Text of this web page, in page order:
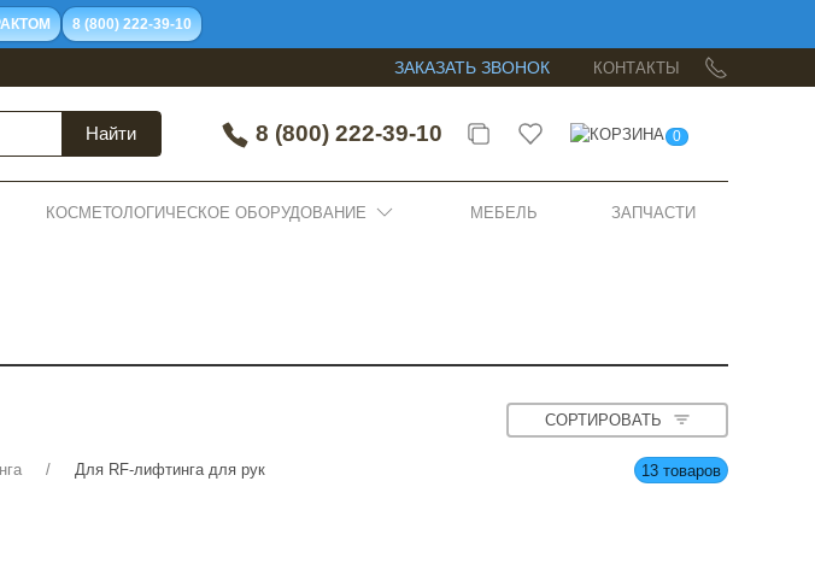
8 (800) 222-39-10
ЗАКАЗАТЬ ЗВОНОК КОНТАКТЫ
Найти 8 (800) 222-39-10 0
КОСМЕТОЛОГИЧЕСКОЕ ОБОРУДОВАНИЕ МЕБЕЛЬ ЗАПЧАСТИ
СОРТИРОВАТЬ
Для RF-лифтинга для рук 13 товаров